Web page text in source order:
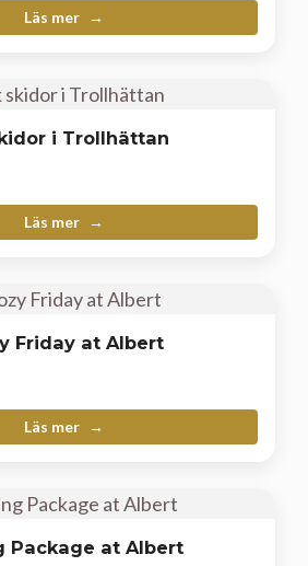
Läs mer
i Trollhättan
Läs mer
Friday at Albert
Läs mer
Package at Albert